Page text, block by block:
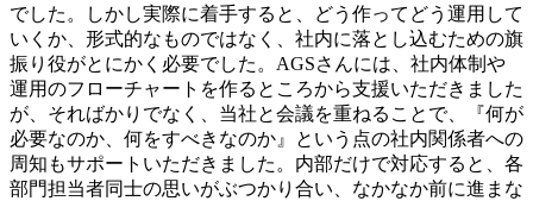
でした。しかし実際に着手すると、どう作ってどう運用して
いくか、形式的なものではなく、社内に落とし込むための旗
振り役がとにかく必要でした。AGSさんには、社内体制や
運用のフローチャートを作るところから支援いただきました
が、そればかりでなく、当社と会議を重ねることで、『何が
必要なのか、何をすべきなのか』という点の社内関係者への
周知もサポートいただきました。内部だけで対応すると、各
部門担当者同士の思いがぶつかり合い、なかなか前に進まな